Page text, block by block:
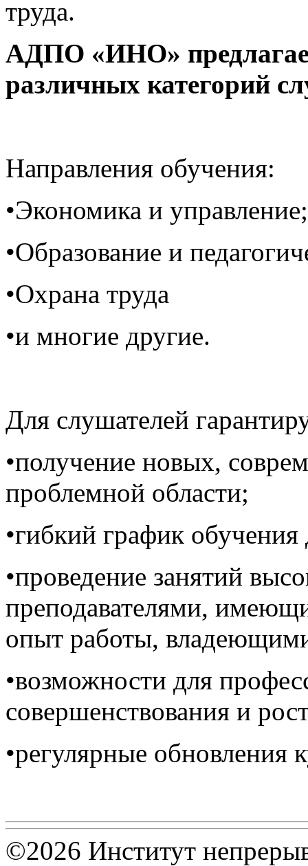
труда.
АДПО «ИНО»
различных категорий
Направления обучения:
•Экономика и управление;
•Образование и
•Охрана труда
•и многие другие.
Для слушателей
•получение новых,
проблемной области;
•гибкий график
•проведение занятий
преподавателями,
опыт работы,
•возможности для
совершенствования и
•регулярные
©2026 Институт